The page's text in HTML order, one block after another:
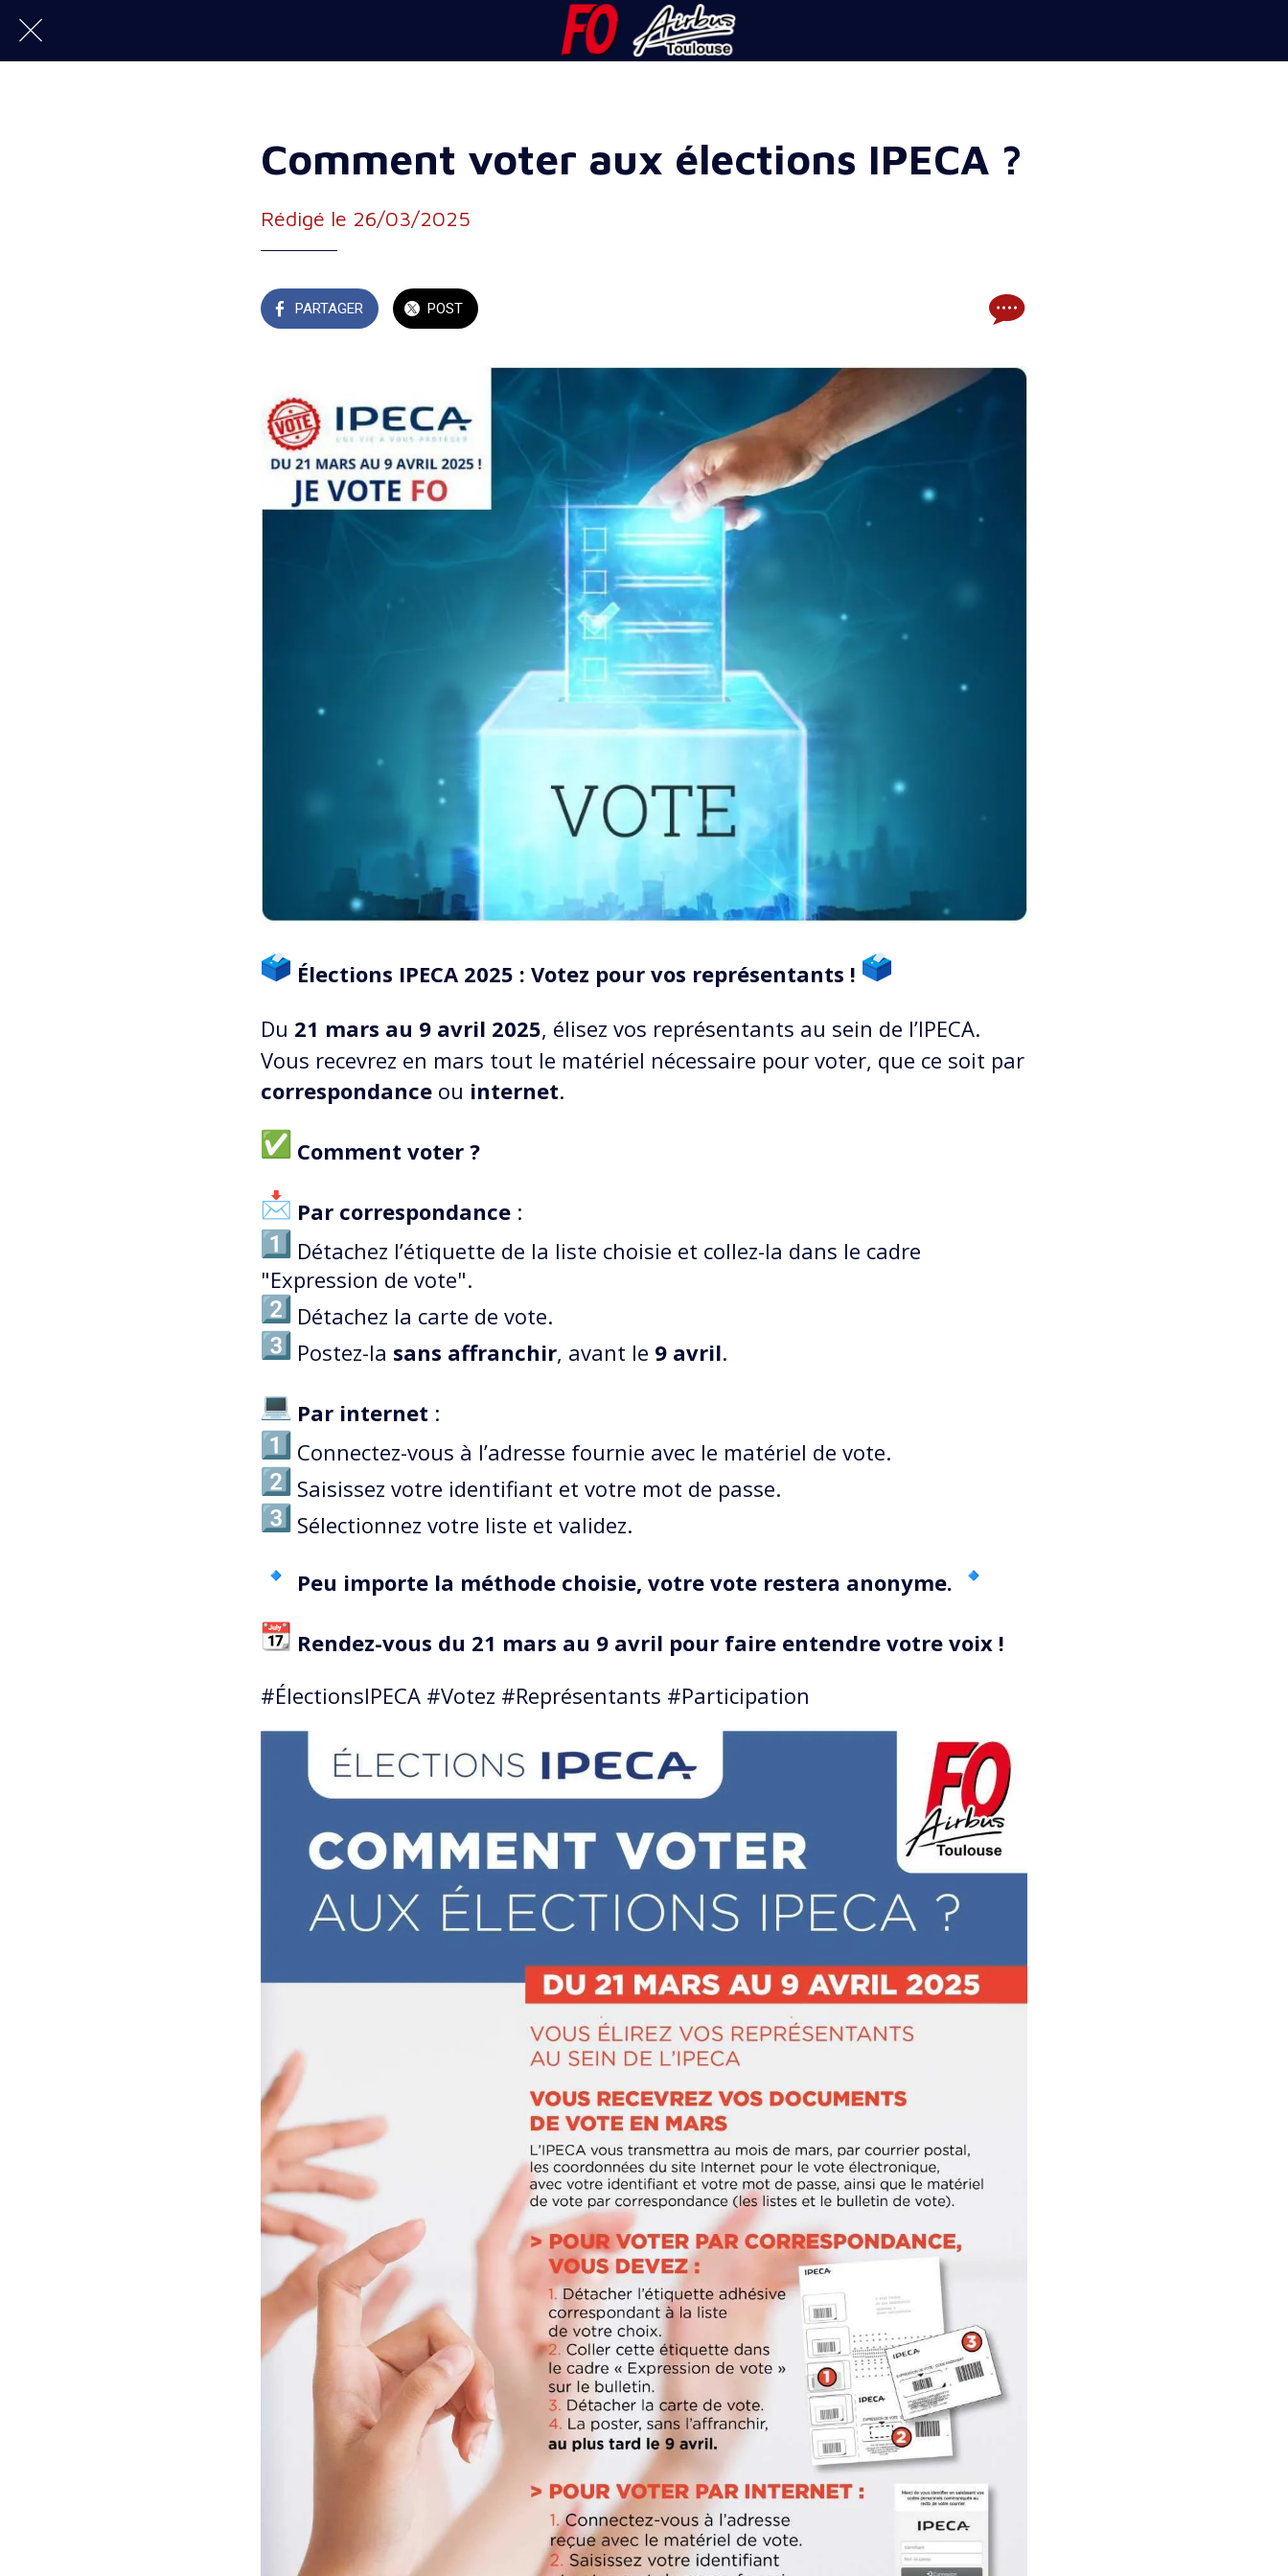
Comment voter aux élections IPECA ?
Rédigé le 26/03/2025
PARTAGER POST
Élections IPECA 2025 : Votez pour vos représentants !
Du 21 mars au 9 avril 2025, élisez vos représentants au sein de l’IPECA.
Vous recevrez en mars tout le matériel nécessaire pour voter, que ce soit par
correspondance ou internet.
Comment voter ?
Par correspondance :
Détachez l’étiquette de la liste choisie et collez-la dans le cadre
"Expression de vote".
Détachez la carte de vote.
Postez-la sans affranchir, avant le 9 avril.
Par internet :
Connectez-vous à l’adresse fournie avec le matériel de vote.
Saisissez votre identifiant et votre mot de passe.
Sélectionnez votre liste et validez.
Peu importe la méthode choisie, votre vote restera anonyme.
Rendez-vous du 21 mars au 9 avril pour faire entendre votre voix !
#ÉlectionsIPECA #Votez #Représentants #Participation